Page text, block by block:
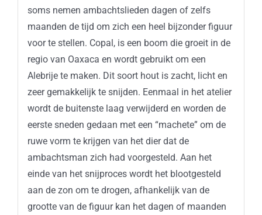
soms nemen ambachtslieden dagen of zelfs
maanden de tijd om zich een heel bijzonder figuur
voor te stellen. Copal, is een boom die groeit in de
regio van Oaxaca en wordt gebruikt om een
Alebrije te maken. Dit soort hout is zacht, licht en
zeer gemakkelijk te snijden. Eenmaal in het atelier
wordt de buitenste laag verwijderd en worden de
eerste sneden gedaan met een “machete” om de
ruwe vorm te krijgen van het dier dat de
ambachtsman zich had voorgesteld. Aan het
einde van het snijproces wordt het blootgesteld
aan de zon om te drogen, afhankelijk van de
grootte van de figuur kan het dagen of maanden